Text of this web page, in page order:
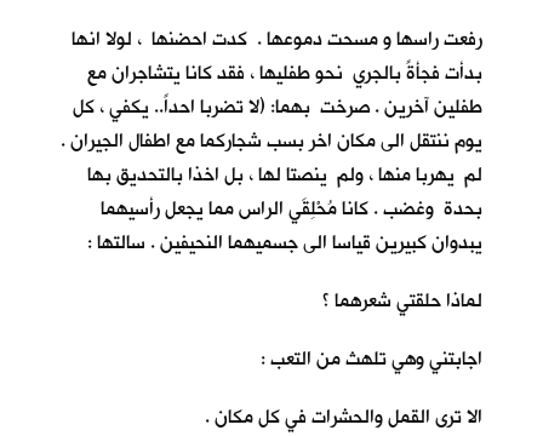
رفعت راسها و مسحت دموعها . كدت احضنها ، لولا انها
بدأت فجأةً بالجري نحو طفليها ، فقد كانا يتشاجران مع
طفلين آخرين . صرخت بهما: (لا تضربا احداً.. يكفي ، كل
يوم ننتقل الى مكان اخر بسب شجاركما مع اطفال الجيران .
لم يهربا منها ، ولم ينصتا لها ، بل اخذا بالتحديق بها
بحدة وغضب . كانا مُحْلِقَي الراس مما يجعل رأسيهما
يبدوان كبيرين قياسا الى جسميهما النحيفين . سالتها :
لماذا حلقتي شعرهما ؟
اجابتني وهي تلهث من التعب :
الا ترى القمل والحشرات في كل مكان .